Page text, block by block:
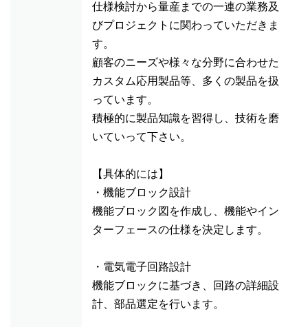
仕様検討から量産までの一連の業務及
びプロジェクトに関わっていただきま
す。
顧客のニーズや様々な分野に合わせた
カスタム応用製品等、多くの製品を扱
っています。
積極的に製品知識を習得し、技術を磨
いていって下さい。
【具体的には】
・機能ブロック設計
機能ブロック図を作成し、機能やイン
ターフェースの仕様を決定します。
・電気電子回路設計
機能ブロックに基づき、回路の詳細設
計、部品選定を行います。